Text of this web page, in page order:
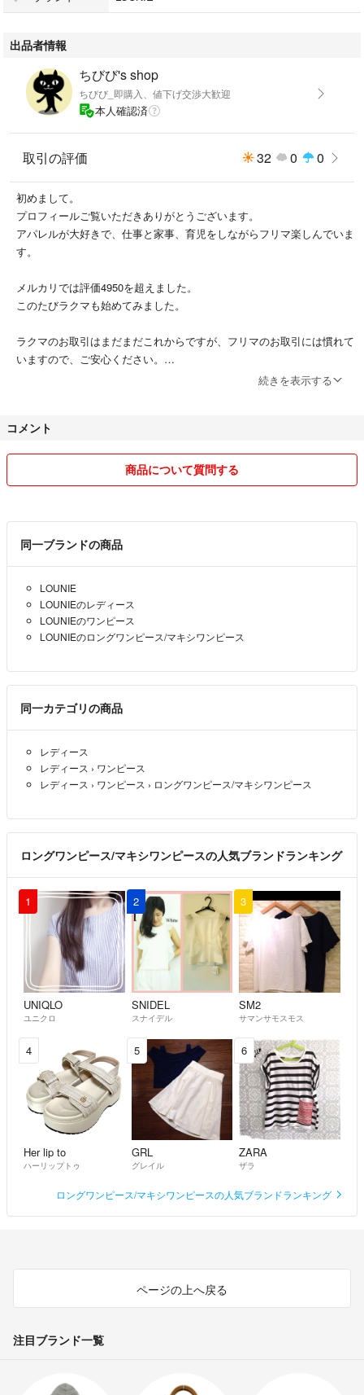
ルエット マキシ丈 ロング丈 ミモレ丈 リボン ベルト 裏地なし 伸縮性な
し 比翼ボタン 七分袖 ポケット 近年モデル 現行
ウォッシャブル 洗濯可能
◼️カラー
照明等により写真のお色と実際の商品のお色が多少異なる場合がございま
す。ご了承ください。
◼️サイズ
表記サイズ：38(M)
裄丈：50
着丈：120
綿 コットン、ポリウレタン
使いいただけます。
◼️梱包・発送
コンパクトに折りたたみ、ゆうパケットポストで発送予定です。
その際にシワがつく可能性がございます。
ご了承いただけますようお願い致します。
出品者情報
ちびび's shop
ちびび_即購入、値下げ交渉大歓迎
本人確認済
取引の評価 32 0 0
初めまして。
プロフィールご覧いただきありがとうございます。
アパレルが大好きで、仕事と家事、育児をしながらフリマ楽しんでいま
す。
メルカリでは評価4950を超えました。
このたびラクマも始めてみました。
ラクマのお取引はまだまだこれからですが、フリマのお取引には慣れて
いますので、ご安心ください。
アパレル多数出品中☆
希望額を書いていただけるとスムーズです♡
#######
◼️購入について
・コメントなしの即購入
・コメントやりとり中や値下げ後の割り込み購入
どちらもOKとさせていただきますので、早い者勝ちでよろしくお願い
致します。
◼️真贋について
ECストア、古物市場、卸業者が仕入れ先ですので、全てプロの目を通
した真贋鑑定済の基準内商品のみお取り扱いしています。
安心してご購入ください。
◼️発送について
梱包資材は再利用品を使用する場合があります。
簡易包装で折りたたんで発送させていただく場合もございます。
基本的にご購入後1〜2日以内には発送するようにしますが、念のため
お急ぎの方は必ず購入前にお問い合わせください。
◼️サイズについて
丁寧に測定していますが、素人採寸のため、多少の誤差はご了承くださ
詳しいサイズは公式サイトなどでご自身でご確認いただけますようお願
い致します。
◼️商品状態について
記載内容は私の主観となります。
通常の使用に影響がない範囲での見逃し、一般的な中古品の使用感など
はご了承ください。
新品、未使用品でも人の手に渡っていますので、店舗展示品と同様に多
少の傷ができる場合があります。気にされる方は購入をご遠慮くださ
い。
◼️環境について
私や家族も非喫煙者で、ペットも飼っていません。
全額返金対応させていただきますので、安心してご購入ください。
最後までお読みいただき、ありがとうございました^_^
続きを表示する
コメント
商品について質問する
同一ブランドの商品
LOUNIE
LOUNIEのレディース
LOUNIEのワンピース
LOUNIEのロングワンピース/マキシワンピース
同一カテゴリの商品
レディース
レディース › ワンピース
レディース › ワンピース › ロングワンピース/マキシワンピース
ロングワンピース/マキシワンピースの人気ブランドランキング
1
UNIQLO
ユニクロ
2
SNIDEL
スナイデル
3
SM2
サマンサモスモス
4
Her lip to
ハーリップトゥ
5
GRL
グレイル
6
ZARA
ザラ
ロングワンピース/マキシワンピースの人気ブランドランキング
ページの上へ戻る
注目ブランド一覧